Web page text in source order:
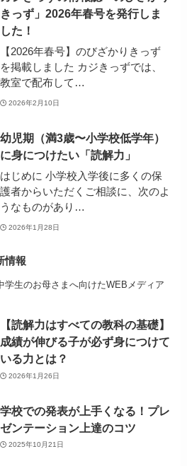
きっず」2026年春号を発行しま
した！
【2026年春号】のびざかりきっず
を掲載しました カジきっずでは、
教室で配布して…
2026年2月10日
幼児期（満3歳〜小学校低学年）
に身につけたい「読解力」
はじめに 小学校入学後に多くの保
護者からいただくご相談に、次のよ
うなものがあり…
2026年1月28日
情報
学生のお母さまへ向けたWEBメディア
【読解力はすべての教科の基礎】
成績が伸びる子が必ず身につけて
いる力とは？
2026年1月26日
学校での発表が上手くなる！プレ
ゼンテーション上達のコツ
2025年10月21日